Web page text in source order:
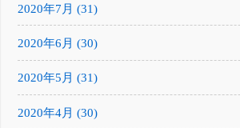
2020年7月 (31)
2020年6月 (30)
2020年5月 (31)
2020年4月 (30)